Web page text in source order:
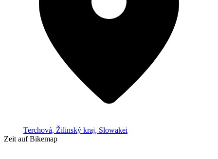
Terchová, Žilinský kraj, Slowakei
Zeit auf Bikemap